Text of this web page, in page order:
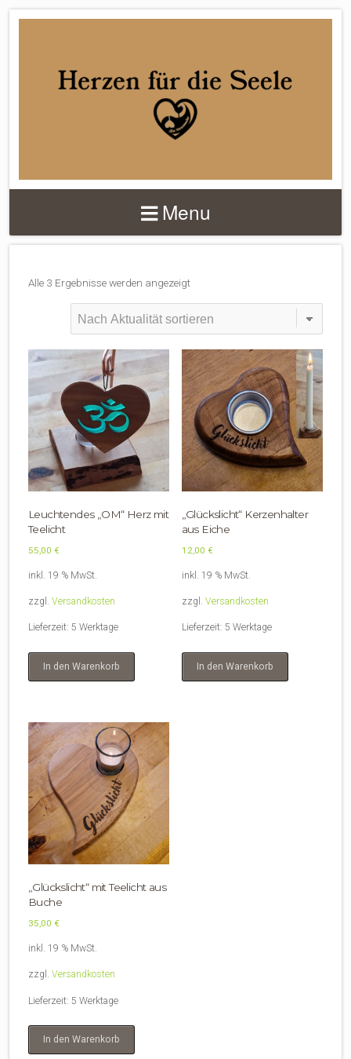
HERZENMACHER
Menu
Alle 3 Ergebnisse werden angezeigtNach
Aktualität
sortiert
Leuchtendes „OM“ Herz mit
Teelicht
55,00 €
inkl. 19 % MwSt.
zzgl. Versandkosten
Lieferzeit: 5 Werktage
In den Warenkorb
„Glückslicht“ Kerzenhalter
aus Eiche
12,00 €
inkl. 19 % MwSt.
zzgl. Versandkosten
Lieferzeit: 5 Werktage
In den Warenkorb
„Glückslicht“ mit Teelicht aus
Buche
35,00 €
inkl. 19 % MwSt.
zzgl. Versandkosten
Lieferzeit: 5 Werktage
In den Warenkorb